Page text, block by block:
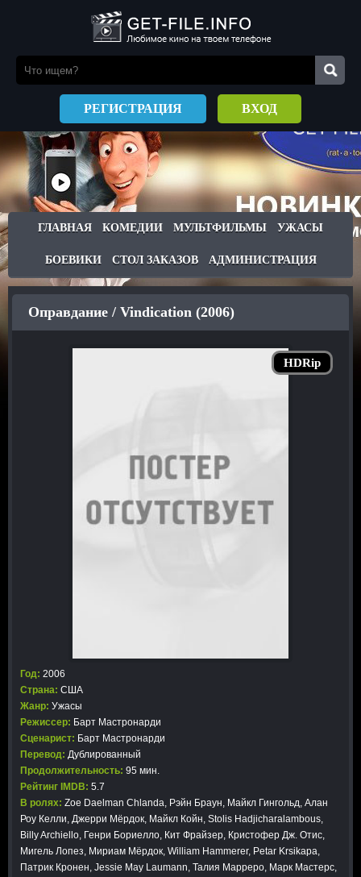
РЕГИСТРАЦИЯ ВХОД
ГЛАВНАЯ КОМЕДИИ МУЛЬТФИЛЬМЫ УЖАСЫ
БОЕВИКИ СТОЛ ЗАКАЗОВ АДМИНИСТРАЦИЯ
HDRip
Оправдание / Vindication (2006)
Год: 2006
Страна: США
Жанр: Ужасы
Режиссер: Барт Мастронарди
Сценарист: Барт Мастронарди
Перевод: Дублированный
Продолжительность: 95 мин.
Рейтинг IMDB: 5.7
В ролях: Zoe Daelman Chlanda, Рэйн Браун, Майкл Гингольд, Алан
Роу Келли, Джерри Мёрдок, Майкл Койн, Stolis Hadjicharalambous,
Billy Archiello, Генри Бориелло, Кит Фрайзер, Кристофер Дж. Отис,
Мигель Лопез, Мириам Мёрдок, William Hammerer, Petar Krsikapa,
Патрик Кронен, Jessie May Laumann, Талия Марреро, Марк Мастерс,